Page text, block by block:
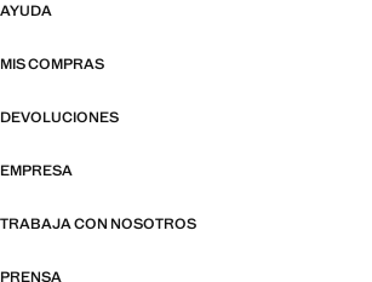
AYUDA
MIS COMPRAS
DEVOLUCIONES
EMPRESA
TRABAJA CON NOSOTROS
PRENSA